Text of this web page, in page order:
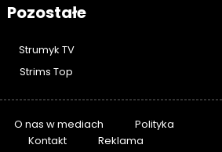
Pozostałe
Strumyk TV
Strims Top
O nas w mediach
Polityka
Kontakt Reklama